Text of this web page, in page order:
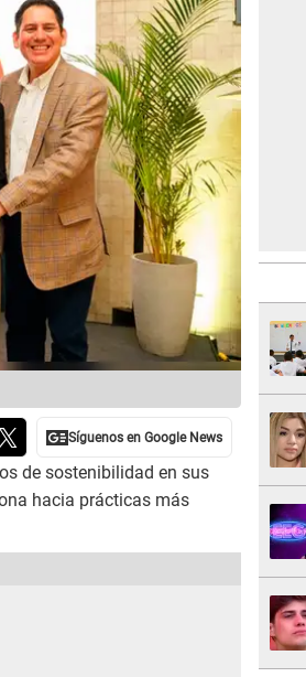
de sostenibilidad en sus
hacia prácticas más